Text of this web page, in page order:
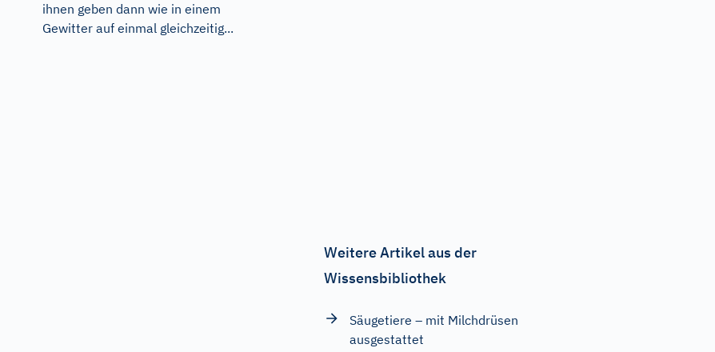
ihnen geben dann wie in einem
Gewitter auf einmal gleichzeitig...
Weitere Artikel aus der
Wissensbibliothek
Säugetiere – mit Milchdrüsen
ausgestattet